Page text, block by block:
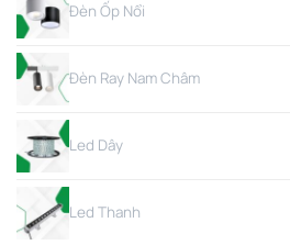
Đèn Ốp Nổi
Đèn Ray Nam Châm
Led Dây
Led Thanh